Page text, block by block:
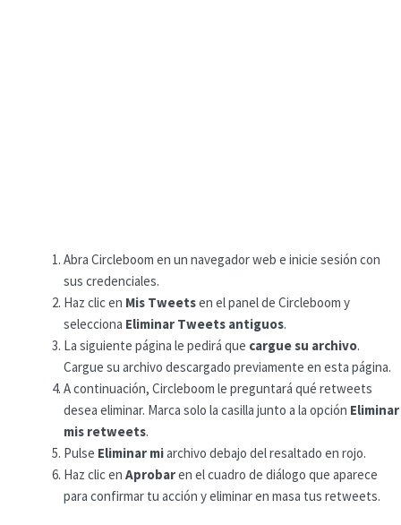
Abra Circleboom en un navegador web e inicie sesión con
sus credenciales.
Haz clic en Mis Tweetsen el panel de Circleboom y
selecciona Eliminar Tweets antiguos.
La siguiente página le pedirá que cargue su archivo.
Cargue su archivo descargado previamente en esta página.
A continuación, Circleboom le preguntará qué retweets
desea eliminar. Marca solo la casilla junto a la opción Eliminar
mis retweets.
Pulse Eliminar miarchivo debajo del resaltado en rojo.
Haz clic en Aprobaren el cuadro de diálogo que aparece
para confirmar tu acción y eliminar en masa tus retweets.